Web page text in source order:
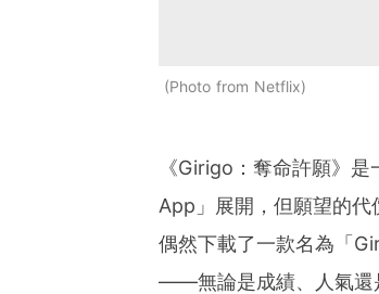
Photo from Netflix
《Girigo：奪命許願》
App」展開，但願望的
偶然下載了一款名為「
——無論是成績、人氣還